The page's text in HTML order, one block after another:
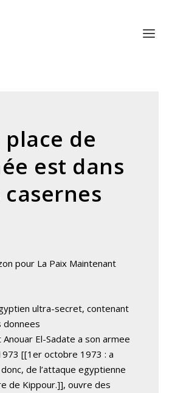
place de
est dans
casernes
pour La Paix Maintenant
ultra-secret, contenant
donnees
El-Sadate a son armee
[[1er octobre 1973 : a
de l’attaque egyptienne
de Kippour.]], ouvre des